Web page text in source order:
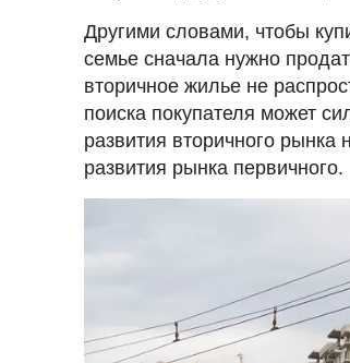
Другими словами, чтобы
семье сначала нужно
вторичное жилье не
поиска покупателя может
развития вторичного
развития рынка первичного.